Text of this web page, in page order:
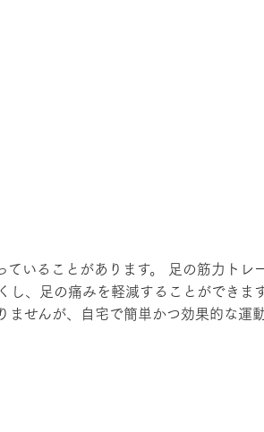
いることがあります。 足の筋力ト
し、足の痛みを軽減することができま
せんが、自宅で簡単かつ効果的な運